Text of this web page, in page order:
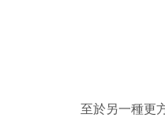
至於另一種更